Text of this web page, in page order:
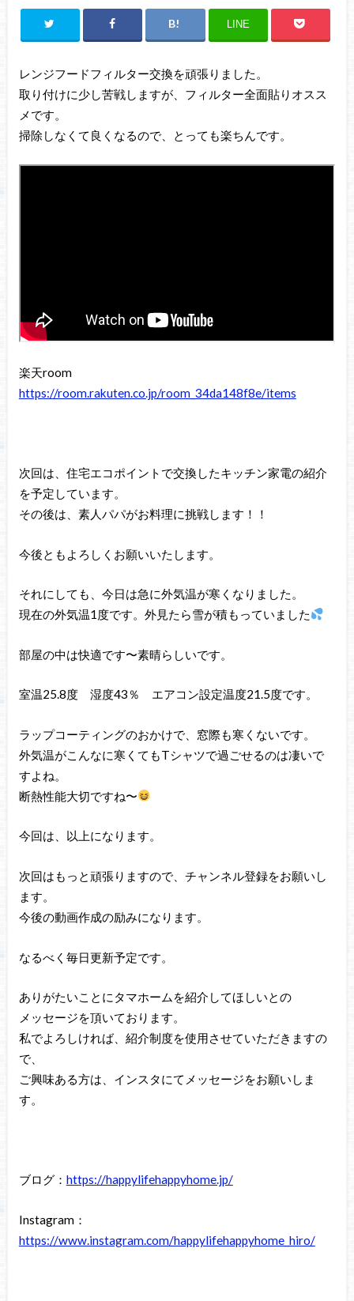
LINE
レンジフードフィルター交換を頑張りました。
取り付けに少し苦戦しますが、フィルター全面貼りオスス
メです。
掃除しなくて良くなるので、とっても楽ちんです。
楽天room
https://room.rakuten.co.jp/room_34da148f8e/items
次回は、住宅エコポイントで交換したキッチン家電の紹介
を予定しています。
その後は、素人パパがお料理に挑戦します！！
今後ともよろしくお願いいたします。
それにしても、今日は急に外気温が寒くなりました。
現在の外気温1度です。外見たら雪が積もっていました
部屋の中は快適です〜素晴らしいです。
室温25.8度 湿度43％ エアコン設定温度21.5度です。
ラップコーティングのおかけで、窓際も寒くないです。
外気温がこんなに寒くてもTシャツで過ごせるのは凄いで
すよね。
断熱性能大切ですね〜
今回は、以上になります。
次回はもっと頑張りますので、チャンネル登録をお願いし
ます。
今後の動画作成の励みになります。
なるべく毎日更新予定です。
ありがたいことにタマホームを紹介してほしいとの
メッセージを頂いております。
私でよろしければ、紹介制度を使用させていただきますの
で、
ご興味ある方は、インスタにてメッセージをお願いしま
す。
ブログ： https://happylifehappyhome.jp/
Instagram：
https://www.instagram.com/happylifehappyhome_hiro/